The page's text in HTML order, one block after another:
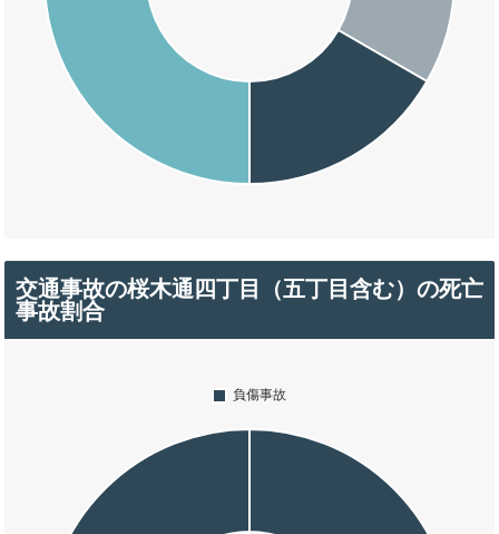
交通事故の桜木通四丁目（五丁目含む）の死亡
事故割合